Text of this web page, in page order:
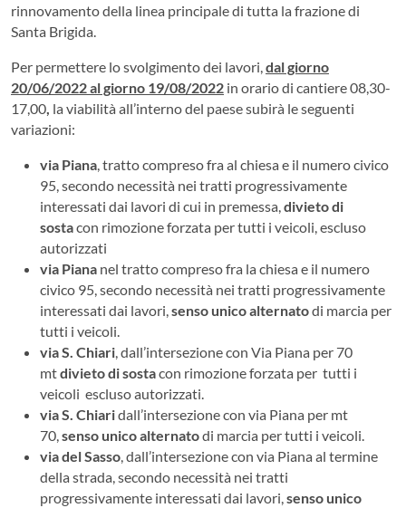
rinnovamento della linea principale di tutta la frazione di
Santa Brigida.
Per permettere lo svolgimento dei lavori,dal giorno
20/06/2022 al giorno 19/08/2022 in orario di cantiere 08,30-
17,00, la viabilità all’interno del paese subirà le seguenti
variazioni:
via Piana, tratto compreso fra al chiesa e il numero civico
95, secondo necessità nei tratti progressivamente
interessati dai lavori di cui in premessa,divieto di
sostacon rimozione forzata per tutti i veicoli, escluso
autorizzati
via Piana nel tratto compreso fra la chiesa e il numero
civico 95, secondo necessità nei tratti progressivamente
interessati dai lavori,senso unico alternatodi marcia per
tutti i veicoli.
via S. Chiari, dall’intersezione con Via Piana per 70
mtdivieto di sostacon rimozione forzata per tutti i
veicoli escluso autorizzati.
via S. Chiaridall’intersezione con via Piana per mt
70,senso unico alternatodi marcia per tutti i veicoli.
via del Sasso, dall’intersezione con via Piana al termine
della strada, secondo necessità nei tratti
progressivamente interessati dai lavori,senso unico